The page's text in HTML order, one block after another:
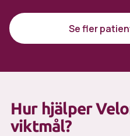
Se fler
Hur hjälper
viktmål?